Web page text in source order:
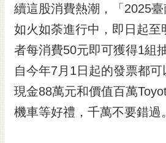
料
放
宣
告
市
府
交
續這股消費熱潮，「2025
如火如荼進行中，即日起至
者每消費50元即可獲得1組
自今年7月1日起的發票都
現金88萬元和價值百萬
機車等好禮，千萬不要錯過。